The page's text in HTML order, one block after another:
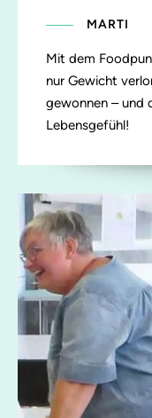
MARTI
Mit dem
nur Gewicht
gewonnen – und
Lebensgefühl!